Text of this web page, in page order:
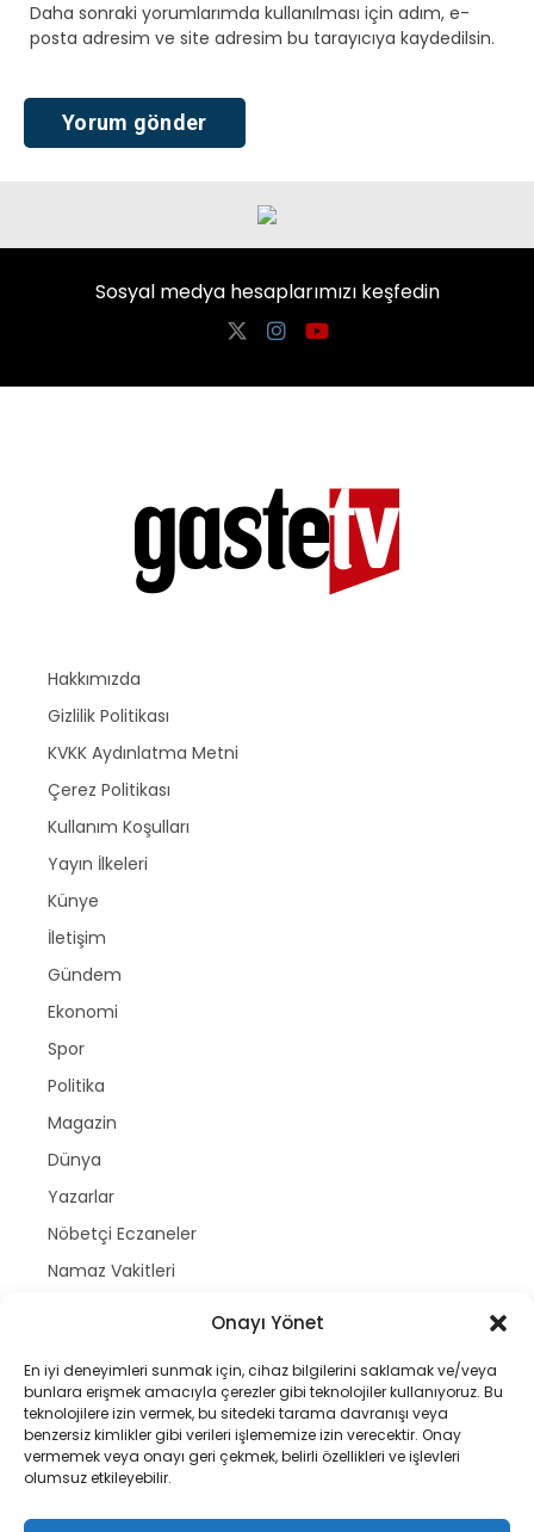
Onayı Yönet
En iyi deneyimleri sunmak için, cihaz bilgilerini saklamak ve/veya
bunlara erişmek amacıyla çerezler gibi teknolojiler kullanıyoruz. Bu
teknolojilere izin vermek, bu sitedeki tarama davranışı veya
benzersiz kimlikler gibi verileri işlememize izin verecektir. Onay
vermemek veya onayı geri çekmek, belirli özellikleri ve işlevleri
olumsuz etkileyebilir.
Daha sonraki yorumlarımda kullanılması için adım, e-
posta adresim ve site adresim bu tarayıcıya kaydedilsin.
Sosyal medya hesaplarımızı keşfedin
Hakkımızda
Gizlilik Politikası
KVKK Aydınlatma Metni
Çerez Politikası
Kullanım Koşulları
Yayın İlkeleri
Künye
İletişim
Gündem
Ekonomi
Spor
Politika
Magazin
Dünya
Yazarlar
Nöbetçi Eczaneler
Namaz Vakitleri
Copyright © gastetv | 2025